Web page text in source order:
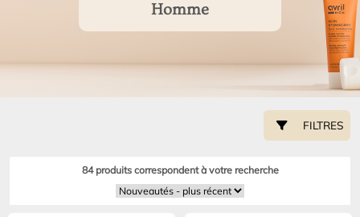
Homme
FILTRES
84 produits correspondent à votre recherche